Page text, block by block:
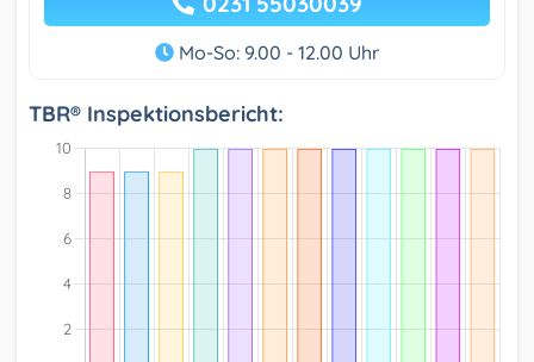
Mo-So: 9.00 - 12.00 Uhr
TBR® Inspektionsbericht: